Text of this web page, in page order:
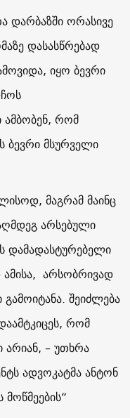
დარბაზში ორასივე
დასასწრებად
იყო ბევრი
ამბობენ, რომ
ბევრი მსურველი
მაგრამ მაინც
არსებული
დამადასტურებელი
ამისა, არსობრივად
შეიძლება
რომ
არიან, – უთხრა
ადვოკატმა ანტონ